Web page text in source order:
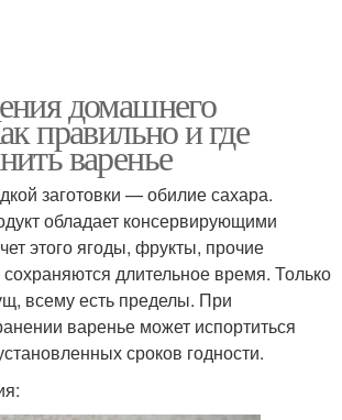
домашнего
правильно и где
варенье
заготовки — обилие сахара.
обладает консервирующими
этого ягоды, фрукты, прочие
длительное время. Только
всему есть пределы. При
варенье может испортиться
сроков годности.